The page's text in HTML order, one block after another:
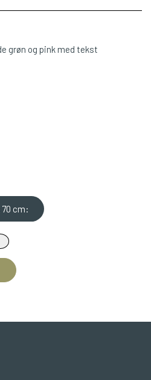
grøn og pink med tekst
70 cm: